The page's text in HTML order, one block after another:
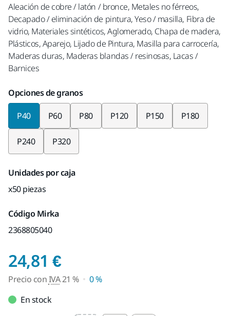
Aleación de cobre / latón / bronce, Metales no férreos,
Decapado / eliminación de pintura, Yeso / masilla, Fibra de
vidrio, Materiales sintéticos, Aglomerado, Chapa de madera,
Plásticos, Aparejo, Lijado de Pintura, Masilla para carrocería,
Maderas duras, Maderas blandas / resinosas, Lacas /
Barnices
Opciones de granos
P40 P60 P80 P120 P150 P180
P240 P320
Unidades por caja
x50 piezas
Código Mirka
2368805040
24,81 €Precio con IVA 21 %
Precio conIVA21 %
0 %
En stock